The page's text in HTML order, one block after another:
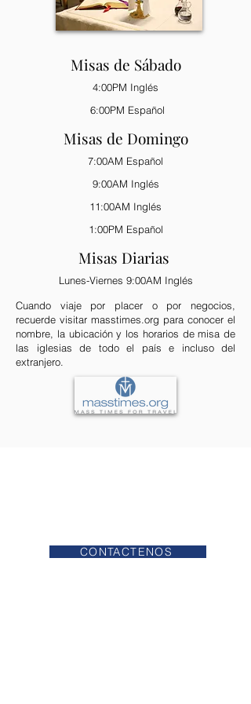
Misas de Sábado
4:00PM Inglés
6:00PM Español
Misas de Domingo
7:00AM Español
9:00AM Inglés
11:00AM Inglés
1:00PM Español
Misas Diarias
Lunes-Viernes 9:00AM Inglés
Cuando viaje por placer o por negocios,
recuerde visitar masstimes.org para conocer el
nombre, la ubicación y los horarios de misa de
las iglesias de todo el país e incluso del
extranjero.
CONTACTENOS